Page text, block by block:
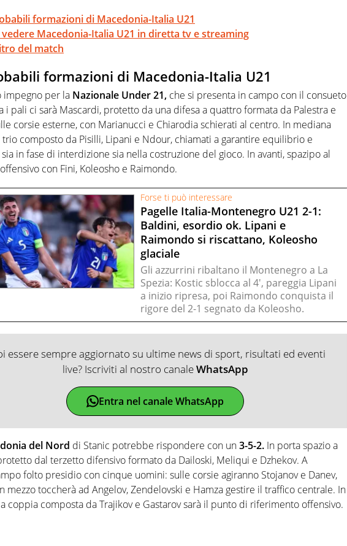
formazioni di Macedonia-Italia U21
vedere Macedonia-Italia U21 in diretta tv e streaming
del match
formazioni di Macedonia-Italia U21
impegno per la Nazionale Under 21, che si presenta in campo con il consueto
i pali ci sarà Mascardi, protetto da una difesa a quattro formata da Palestra e
corsie esterne, con Marianucci e Chiarodia schierati al centro. In mediana
trio composto da Pisilli, Lipani e Ndour, chiamati a garantire equilibrio e
in fase di interdizione sia nella costruzione del gioco. In avanti, spazipo al
con Fini, Koleosho e Raimondo.
Forse ti può interessare
Pagelle Italia-Montenegro U21 2-1:
Baldini, esordio ok. Lipani e
Raimondo si riscattano, Koleosho
glaciale
Gli azzurrini ribaltano il Montenegro a La
Spezia: Kostic sblocca al 4', pareggia Lipani
a inizio ripresa, poi Raimondo conquista il
rigore del 2-1 segnato da Koleosho.
essere sempre aggiornato su ultime news di sport, risultati ed eventi
live? Iscriviti al nostro canaleWhatsApp
Entra nel canale WhatsApp
del Nord di Stanic potrebbe rispondere con un3-5-2. In porta spazio a
dal terzetto difensivo formato da Dailoski, Meliqui e Dzhekov. A
folto presidio con cinque uomini: sulle corsie agiranno Stojanov e Danev,
mezzo toccherà ad Angelov, Zendelovski e Hamza gestire il traffico centrale. In
coppia composta da Trajikov e Gastarov sarà il punto di riferimento offensivo.